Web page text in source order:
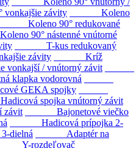
závity
Koleno
Koleno 90° redukované
90° nástenné vnútorné
T-kus redukovaný
závity
Kríž
/ vnútorný závit
vodorovná
GEKA spojky
spojka vnútorný závit
Bajonetové viečko
Hadicová prípojka 2-
dielná
Adaptér na
rozdeľovač